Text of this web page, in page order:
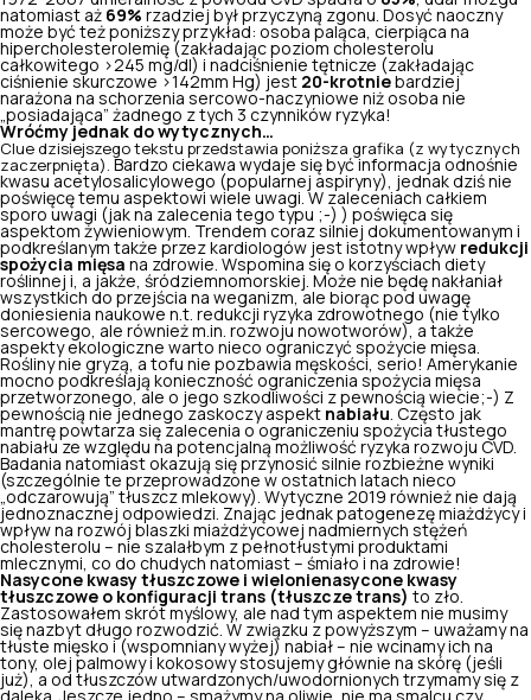
natomiast aż 69% rzadziej był przyczyną zgonu. Dosyć naoczny
może być też poniższy przykład: osoba paląca, cierpiąca na
hipercholesterolemię (zakładając poziom cholesterolu
całkowitego >245 mg/dl) i nadciśnienie tętnicze (zakładając
ciśnienie skurczowe >142mm Hg) jest 20-krotnie bardziej
narażona na schorzenia sercowo-naczyniowe niż osoba nie
„posiadająca” żadnego z tych 3 czynników ryzyka!
Wróćmy jednak do wytycznych…
Clue dzisiejszego tekstu przedstawia poniższa grafika (z wytycznych
zaczerpnięta).
Bardzo ciekawa wydaje się być informacja odnośnie
kwasu acetylosalicylowego (popularnej aspiryny), jednak dziś nie
poświęcę temu aspektowi wiele uwagi. W zaleceniach całkiem
sporo uwagi (jak na zalecenia tego typu ;-) ) poświęca się
aspektom żywieniowym. Trendem coraz silniej dokumentowanym i
podkreślanym także przez kardiologów jest istotny wpływ redukcji
spożycia mięsa na zdrowie. Wspomina się o korzyściach diety
roślinnej i, a jakże, śródziemnomorskiej. Może nie będę nakłaniał
wszystkich do przejścia na weganizm, ale biorąc pod uwagę
doniesienia naukowe n.t. redukcji ryzyka zdrowotnego (nie tylko
sercowego, ale również m.in. rozwoju nowotworów), a także
aspekty ekologiczne warto nieco ograniczyć spożycie mięsa.
Rośliny nie gryzą, a tofu nie pozbawia męskości , serio! Amerykanie
mocno podkreślają konieczność ograniczenia spożycia mięsa
przetworzonego, ale o jego szkodliwości z pewnością wiecie;-) Z
pewnością nie jednego zaskoczy aspekt nabiału . Często jak
mantrę powtarza się zalecenia o ograniczeniu spożycia tłustego
nabiału ze względu na potencjalną możliwość ryzyka rozwoju CVD.
Badania natomiast okazują się przynosić silnie rozbieżne wyniki
(szczególnie te przeprowadzone w ostatnich latach nieco
„odczarowują” tłuszcz mlekowy). Wytyczne 2019 również nie dają
jednoznacznej odpowiedzi. Znając jednak patogenezę miażdżycy i
wpływ na rozwój blaszki miażdżycowej nadmiernych stężeń
cholesterolu – nie szalałbym z pełnotłustymi produktami
mlecznymi, co do chudych natomiast – śmiało i na zdrowie!
Nasycone kwasy tłuszczowe i wielonienasycone kwasy
tłuszczowe o konfiguracji trans (tłuszcze trans) to zło.
Zastosowałem skrót myślowy, ale nad tym aspektem nie musimy
się nazbyt długo rozwodzić. W związku z powyższym – uważamy na
tłuste mięsko i (wspomniany wyżej) nabiał – nie wcinamy ich na
tony, olej palmowy i kokosowy stosujemy głównie na skórę (jeśli
już), a od tłuszczów utwardzonych/uwodornionych trzymamy się z
daleka. Jeszcze jedno – smażymy na oliwie , nie ma smalcu czy